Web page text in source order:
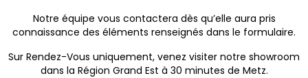
Notre équipe vous contactera dès qu’elle aura pris
connaissance des éléments renseignés dans le formulaire.
Sur Rendez-Vous uniquement, venez visiter notre showroom
dans la Région Grand Est à 30 minutes de Metz.